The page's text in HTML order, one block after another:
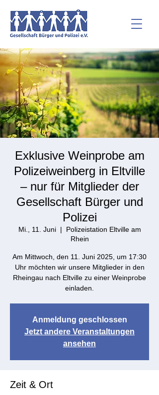
Exklusive Weinprobe am
Polizeiweinberg in Eltville
– nur für Mitglieder der
Gesellschaft Bürger und
Polizei
Mi., 11. Juni
  |
Polizeistation Eltville am
Rhein
Am Mittwoch, den 11. Juni 2025, um 17:30
Uhr möchten wir unsere Mitglieder in den
Rheingau nach Eltville zu einer Weinprobe
einladen.
Anmeldung geschlossen
Jetzt andere Veranstaltungen
ansehen
Zeit & Ort